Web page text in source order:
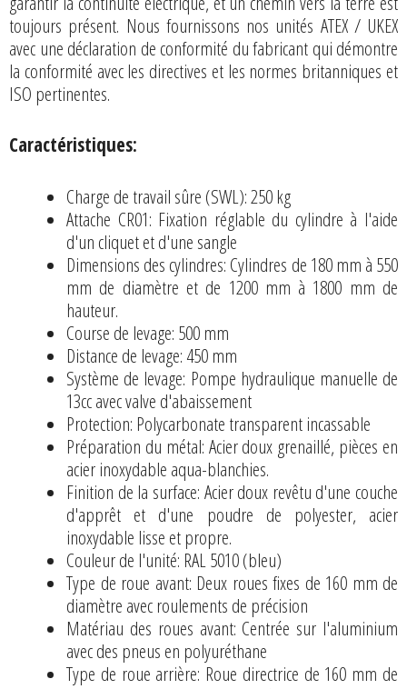
toujours présent. Nous fournissons nos unités ATEX / UKEX
avec une déclaration de conformité du fabricant qui démontre
la conformité avec les directives et les normes britanniques et
ISO pertinentes.
Caractéristiques:
Charge de travail sûre (SWL): 250 kg
Attache CR01: Fixation réglable du cylindre à l'aide
d'un cliquet et d'une sangle
Dimensions des cylindres: Cylindres de 180 mm à 550
mm de diamètre et de 1200 mm à 1800 mm de
hauteur.
Course de levage: 500 mm
Distance de levage: 450 mm
Système de levage: Pompe hydraulique manuelle de
13cc avec valve d'abaissement
Protection: Polycarbonate transparent incassable
Préparation du métal: Acier doux grenaillé, pièces en
acier inoxydable aqua-blanchies.
Finition de la surface: Acier doux revêtu d'une couche
d'apprêt et d'une poudre de polyester, acier
inoxydable lisse et propre.
Couleur de l'unité: RAL 5010 (bleu)
Type de roue avant: Deux roues fixes de 160 mm de
diamètre avec roulements de précision
Matériau des roues avant: Centrée sur l'aluminium
avec des pneus en polyuréthane
Type de roue arrière: Roue directrice de 160 mm de